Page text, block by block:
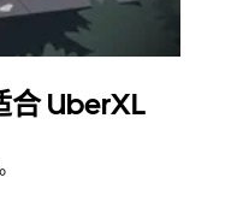
合 UberXL